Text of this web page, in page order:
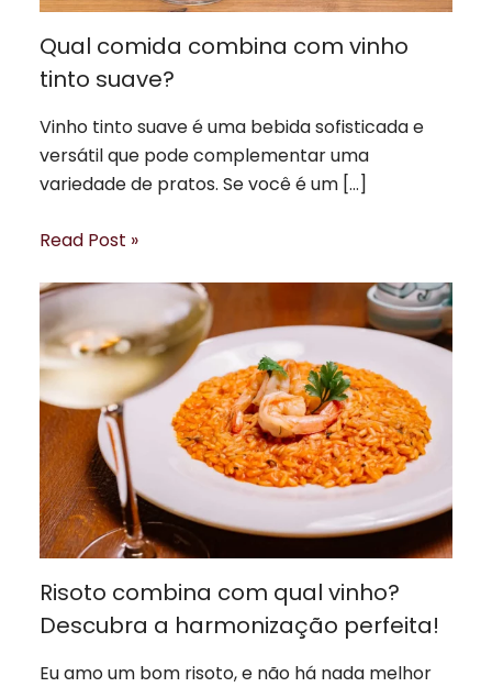
Qual comida combina com vinho
tinto suave?
Vinho tinto suave é uma bebida sofisticada e
versátil que pode complementar uma
variedade de pratos. Se você é um […]
Read Post »
Risoto combina com qual vinho?
Descubra a harmonização perfeita!
Eu amo um bom risoto, e não há nada melhor